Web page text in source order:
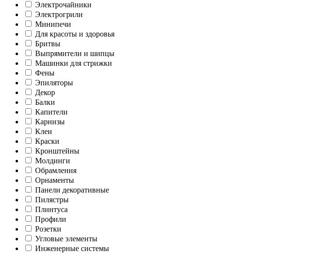
Электрочайники
Электрогрили
Минипечи
Для красоты и здоровья
Бритвы
Выпрямители и шипцы
Машинки для стрижки
Фены
Эпиляторы
Декор
Балки
Капители
Карнизы
Клеи
Краски
Кронштейны
Молдинги
Обрамления
Орнаменты
Панели декоративные
Пилястры
Плинтуса
Профили
Розетки
Угловые элементы
Инженерные системы